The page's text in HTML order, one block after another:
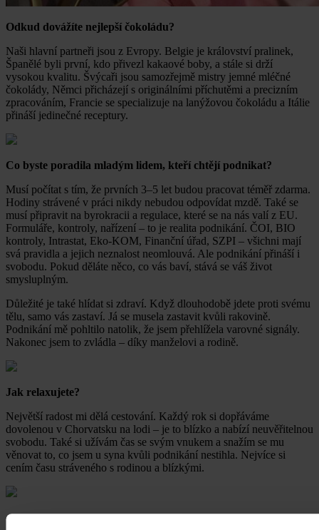
Odkud dovážíte nejlepší čokoládu?
Naši hlavní partneři jsou z Evropy. Belgie je království pralinek,
Španělé byli první, kdo přivezl kakaové boby, a stále si drží
vysokou kvalitu. Švýcaři jsou samozřejmě mistry jemné mléčné
čokolády, Němci přicházejí s originálními příchutěmi a precizním
zpracováním, Francie se specializuje na lanýžovou čokoládu a Itálie
přináší jedinečné receptury.
Co byste poradila mladým lidem, kteří chtějí podnikat?
Musí počítat s tím, že prvních 3–5 let budou pracovat téměř zdarma.
Hodiny strávené v práci nikdy nebudou odpovídat mzdě. Také se
musí připravit na byrokracii a regulace, které se na nás valí z EU.
Formuláře, kontroly, nařízení – to je realita podnikání. ČOI, BIO
kontroly, Intrastat, Eko-KOM, Finanční úřad, SZPI – všichni mají
svá pravidla a jejich neznalost neomlouvá. Ale podnikání přináší i
svobodu. Pokud děláte něco, co vás baví, stává se váš život
smysluplným.
Důležité je také hlídat si zdraví. Když dlouhodobě jdete proti svému
tělu, samo vás zastaví. Já se musela zastavit kvůli rakovině.
Podnikání mě pohltilo natolik, že jsem přehlížela varovné signály.
Nakonec jsem to zvládla – díky manželovi a rodině.
Jak relaxujete?
Největší radost mi dělá cestování. Každý rok si dopřáváme
dovolenou v Chorvatsku na lodi – je to blízko a nabízí neuvěřitelnou
svobodu. Také si užívám čas se svým vnukem a snažím se mu
věnovat to, co jsem u syna kvůli podnikání nestihla. Nejvíce si
cením času stráveného s rodinou a blízkými.
Sdílet článek